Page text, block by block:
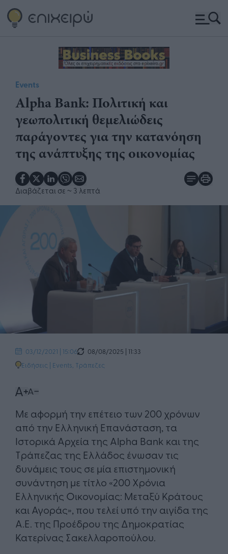
Events
Alpha Bank: Πολιτική και
γεωπολιτική θεμελιώδεις
παράγοντες για την κατανόηση
της ανάπτυξης της οικονομίας
Διαβάζεται σε ~ 3 λεπτά
03/12/2021 | 15:06
08/08/2025 | 11:33
Ειδήσεις | Events Τράπεζες
Με αφορμή την επέτειο των 200 χρόνων
από την Ελληνική Επανάσταση, τα
Ιστορικά Αρχεία της Alpha Bank και της
Τράπεζας της Ελλάδος ένωσαν τις
δυνάμεις τους σε μία επιστημονική
συνάντηση με τίτλο «200 Χρόνια
Ελληνικής Οικονομίας: Μεταξύ Κράτους
και Αγοράς», που τελεί υπό την αιγίδα της
Α.Ε. της Προέδρου της Δημοκρατίας
Κατερίνας Σακελλαροπούλου.